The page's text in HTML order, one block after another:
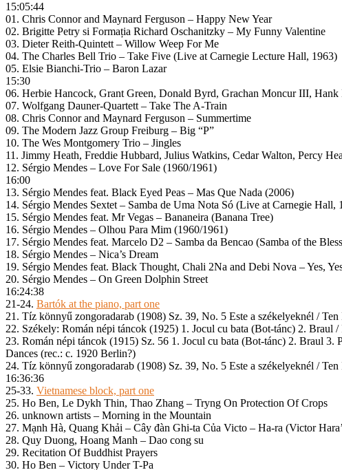
15:05:44
01. Chris Connor and Maynard Ferguson – Happy New Year
02. Brigitte Petry si Formația Richard Oschanitzky – My Funny Valentine
03. Dieter Reith-Quintett – Willow Weep For Me
04. The Charles Bell Trio – Take Five (Live at Carnegie Lecture Hall, 1963)
05. Elsie Bianchi-Trio – Baron Lazar
15:30
06. Herbie Hancock, Grant Green, Donald Byrd, Grachan Moncur III,
07. Wolfgang Dauner-Quartett – Take The A-Train
08. Chris Connor and Maynard Ferguson – Summertime
09. The Modern Jazz Group Freiburg – Big “P”
10. The Wes Montgomery Trio – Jingles
11. Jimmy Heath, Freddie Hubbard, Julius Watkins, Cedar Walton, Percy
12. Sérgio Mendes – Love For Sale (1960/1961)
16:00
13. Sérgio Mendes feat. Black Eyed Peas – Mas Que Nada (2006)
14. Sérgio Mendes Sextet – Samba de Uma Nota Só (Live at Carnegie Hall,
15. Sérgio Mendes feat. Mr Vegas – Bananeira (Banana Tree)
16. Sérgio Mendes – Olhou Para Mim (1960/1961)
17. Sérgio Mendes feat. Marcelo D2 – Samba da Bencao (Samba of the
18. Sérgio Mendes – Nica’s Dream
19. Sérgio Mendes feat. Black Thought, Chali 2Na and Debi Nova – Yes,
20. Sérgio Mendes – On Green Dolphin Street
16:24:38
21-24. Bartók at the piano, part one
21. Tíz könnyű zongoradarab (1908) Sz. 39, No. 5 Este a székelyeknél /
22. Székely: Román népi táncok (1925) 1. Jocul cu bata (Bot-tánc) 2.
23. Román népi táncok (1915) Sz. 56 1. Jocul cu bata (Bot-tánc) 2. Braul
Dances (rec.: c. 1920 Berlin?)
24. Tíz könnyű zongoradarab (1908) Sz. 39, No. 5 Este a székelyeknél /
16:36:36
25-33. Vietnamese block, part one
25. Ho Ben, Le Dykh Thin, Thao Zhang – Tryng On Protection Of Crops
26. unknown artists – Morning in the Mountain
27. Mạnh Hà, Quang Khải – Cây đàn Ghi-ta Của Victo – Ha-ra (Victor
28. Quy Duong, Hoang Manh – Dao cong su
29. Recitation Of Buddhist Prayers
30. Ho Ben – Victory Under T-Pa